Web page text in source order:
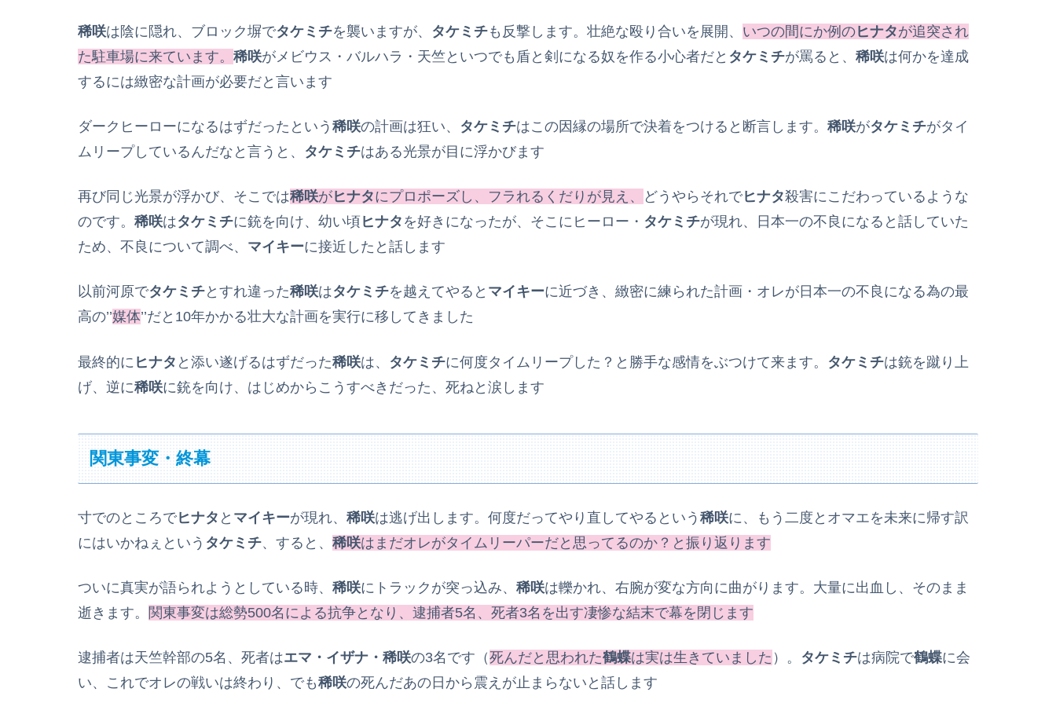
稀咲は陰に隠れ、ブロック塀でタケミチを襲いますが、 タケミチも反撃します。壮絶な殴り合いを展開、 いつの間にか例のヒナタが追突され
た駐車場に来ています。 稀咲がメビウス・バルハラ・天竺といつでも盾と剣になる奴を作る小心者だと タケミチが罵ると、 稀咲は何かを達成
するには緻密な計画が必要だと言います
ダークヒーローになるはずだったという 稀咲の計画は狂い、 タケミチはこの因縁の場所で決着をつけると断言します。 稀咲がタケミチがタイ
ムリープしているんだなと言うと、 タケミチはある光景が目に浮かびます
再び同じ光景が浮かび、そこでは稀咲がヒナタにプロポーズし、フラれるくだりが見え、 どうやらそれでヒナタ殺害にこだわっているような
のです。 稀咲はタケミチに銃を向け、幼い頃 ヒナタ を好きになったが、そこにヒーロー・ タケミチが現れ、日本一の不良になると話していた
ため、不良について調べ、 マイキーに接近したと話します
以前河原でタケミチとすれ違った稀咲はタケミチを越えてやると マイキーに近づき、緻密に練られた計画・オレが日本一の不良になる為の最
高の’’媒体’’だと10年かかる壮大な計画を実行に移してきました
最終的に ヒナタ と添い遂げるはずだった稀咲は、 タケミチに何度タイムリープした？と勝手な感情をぶつけて来ます。 タケミチは銃を蹴り上
げ、逆に稀咲に銃を向け、はじめからこうすべきだった、死ねと涙します
関東事変・終幕
寸でのところでヒナタ と マイキーが現れ、 稀咲は逃げ出します。何度だってやり直してやるという 稀咲に、もう二度とオマエを未来に帰す訳
にはいかねぇという タケミチ、すると、 稀咲はまだオレがタイムリーパーだと思ってるのか？と振り返ります
ついに真実が語られようとしている時、 稀咲にトラックが突っ込み、 稀咲は轢かれ、右腕が変な方向に曲がります。大量に出血し、そのまま
逝きます。 関東事変は総勢500名による抗争となり、逮捕者5名 、 死者3名を出す凄惨な結末で幕を閉じます
逮捕者は天竺幹部の5名、死者はエマ・イザナ・稀咲の3名です（死んだと思われた鶴蝶は実は生きていました ）。 タケミチは病院で鶴蝶に会
い、これでオレの戦いは終わり、でも稀咲の死んだあの日から震えが止まらないと話します